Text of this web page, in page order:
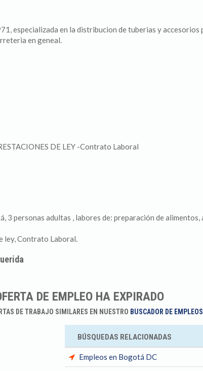
especializada en la distribucion de tuberias y accesorios
en geneal.
DE LEY -Contrato Laboral
3 personas adultas , labores de: preparación de alimentos,
ley, Contrato Laboral.
DE EMPLEO HA EXPIRADO
DE TRABAJO SIMILARES EN NUESTRO BUSCADOR DE EMPLEOS
BÚSQUEDAS RELACIONADAS
Empleos en Bogotá DC